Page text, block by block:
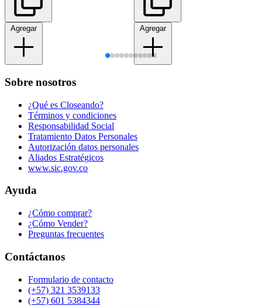
Agregar Agregar
Sobre nosotros
¿Qué es Closeando?
Términos y condiciones
Responsabilidad Social
Tratamiento Datos Personales
Autorización datos personales
Aliados Estratégicos
www.sic.gov.co
Ayuda
¿Cómo comprar?
¿Cómo Vender?
Preguntas frecuentes
Contáctanos
Formulario de contacto
(+57) 321 3539133
(+57) 601 5384344